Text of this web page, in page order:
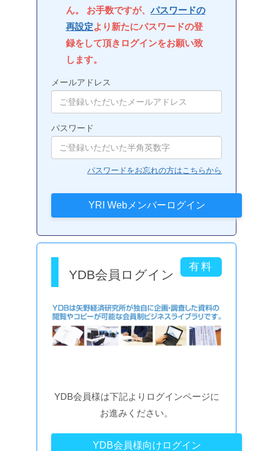
ん。 お手数ですが、 パスワードの
再設定より新たにパスワードの登
録をして頂きログインをお願い致
します。
メールアドレス
パスワード
パスワードをお忘れの方はこちらから
YDB会員ログイン
YDB会員様は下記よりログインページに
お進みください。
YDB会員様向けログイン